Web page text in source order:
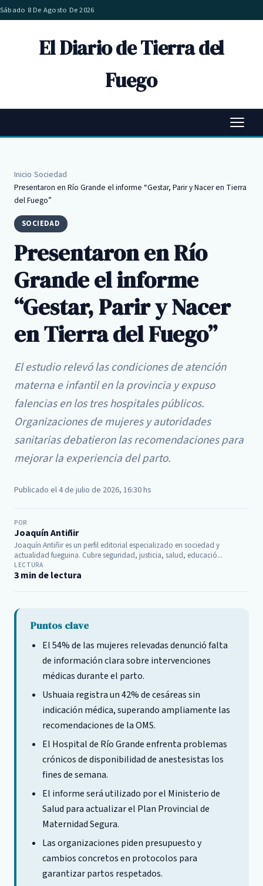
Sábado 8 De Agosto De 2026
El Diario de Tierra del
Fuego
Inicio Sociedad
Presentaron en Río Grande el informe “Gestar, Parir y Nacer en Tierra
del Fuego”
SOCIEDAD
Presentaron en Río
Grande el informe
“Gestar, Parir y Nacer
en Tierra del Fuego”
El estudio relevó las condiciones de atención
materna e infantil en la provincia y expuso
falencias en los tres hospitales públicos.
Organizaciones de mujeres y autoridades
sanitarias debatieron las recomendaciones para
mejorar la experiencia del parto.
Publicado el 4 de julio de 2026, 16:30 hs
POR
Joaquín Antiñir
Joaquín Antiñir es un perfil editorial especializado en sociedad y
actualidad fueguina. Cubre seguridad, justicia, salud, educació...
LECTURA
3 min de lectura
Puntos clave
El 54% de las mujeres relevadas denunció falta
de información clara sobre intervenciones
médicas durante el parto.
Ushuaia registra un 42% de cesáreas sin
indicación médica, superando ampliamente las
recomendaciones de la OMS.
El Hospital de Río Grande enfrenta problemas
crónicos de disponibilidad de anestesistas los
fines de semana.
El informe será utilizado por el Ministerio de
Salud para actualizar el Plan Provincial de
Maternidad Segura.
Las organizaciones piden presupuesto y
cambios concretos en protocolos para
garantizar partos respetados.